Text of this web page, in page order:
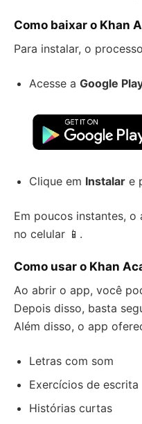
Como baixar o Khan
Para instalar, o
Acesse a Google
Clique em Instalar e
Em poucos instantes,
no celular 📱.
Como usar o Khan
Ao abrir o app, você
Depois disso, basta
Além disso, o app
Letras com som
Exercícios de escrita
Histórias curtas